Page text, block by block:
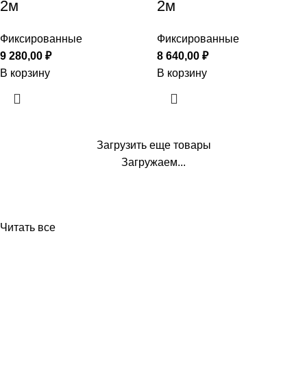
2м
Фиксированные
9 280,00 ₽
В корзину
2м
Фиксированные
8 640,00 ₽
В корзину
Загрузить еще товары
Загружаем...
Читать все